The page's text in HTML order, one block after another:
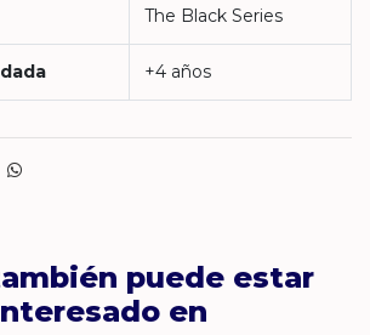
The Black Series
+4 años
puede estar
en